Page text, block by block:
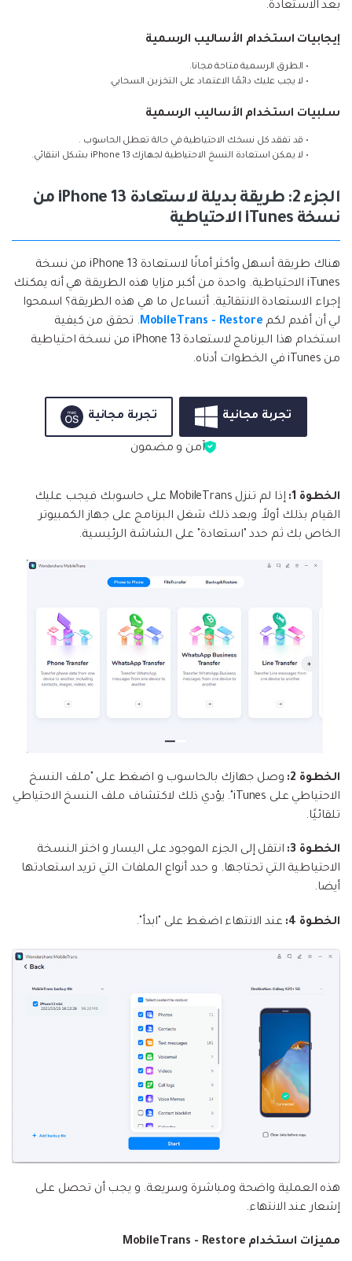
بعد الاستعادة.
إيجابيات استخدام الأساليب الرسمية
• الطرق الرسمية متاحة مجانا.
• لا يجب عليك دائمًا الاعتماد على التخزين السحابي.
سلبيات استخدام الأساليب الرسمية
• قد تفقد كل نسخك الاحتياطية في حالة تعطل الحاسوب .
• لا يمكن استعادة النسخ الاحتياطية لجهازك iPhone 13 بشكل انتقائي.
الجزء 2: طريقة بديلة لاستعادة iPhone 13 من
نسخة iTunes الاحتياطية
هناك طريقة أسهل وأكثر أمانًا لاستعادة iPhone 13 من نسخة
iTunes الاحتياطية. واحدة من أكبر مزايا هذه الطريقة هي أنه يمكنك
إجراء الاستعادة الانتقائية. أتساءل ما هي هذه الطريقة؟ اسمحوا
لي أن أقدم لكم MobileTrans - Restore. تحقق من كيفية
استخدام هذا البرنامج لاستعادة iPhone 13 من نسخة احتياطية
من iTunes في الخطوات أدناه.
تجربة مجانية تجربة مجانية
آمن و مضمون
الخطوة 1:
إذا لم تنزل MobileTrans على حاسوبك فيجب عليك
القيام بذلك أولاً. وبعد ذلك شغل البرنامج على جهاز الكمبيوتر
الخاص بك ثم حدد "استعادة" على الشاشة الرئيسية.
الخطوة 2:
وصل جهازك بالحاسوب و اضغط على "ملف النسخ
الاحتياطي على iTunes". يؤدي ذلك لاكتشاف ملف النسخ الاحتياطي
تلقائيًا.
الخطوة 3:
انتقل إلى الجزء الموجود على اليسار و اختر النسخة
الاحتياطية التي تحتاجها. و حدد أنواع الملفات التي تريد استعادتها
أيضا.
الخطوة 4: عند الانتهاء اضغط على "ابدأ".
هذه العملية واضحة ومباشرة وسريعة. و يجب أن تحصل على
إشعار عند الانتهاء.
مميزات استخدام MobileTrans - Restore